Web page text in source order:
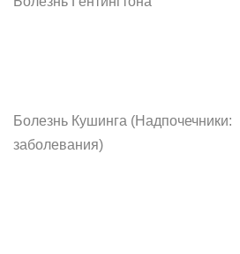
Болезнь Кушинга (Надпочечники:
заболевания)